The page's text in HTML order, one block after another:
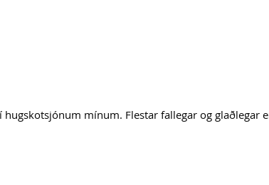
mínum. Flestar fallegar og glaðlegar